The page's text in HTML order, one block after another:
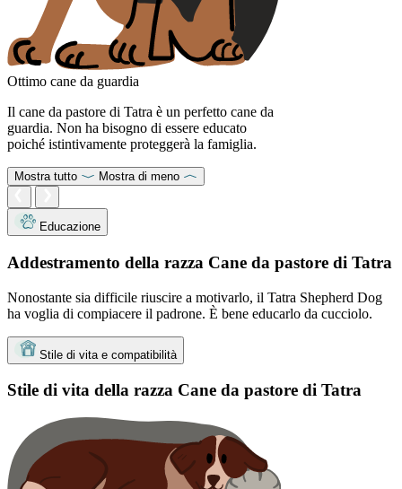
Ottimo cane da guardia
Il cane da pastore di Tatra è un perfetto cane da
guardia. Non ha bisogno di essere educato
poiché istintivamente proteggerà la famiglia.
Mostra tutto Mostra di meno
Educazione
Addestramento della razza Cane da pastore di Tatra
Nonostante sia difficile riuscire a motivarlo, il Tatra Shepherd Dog
ha voglia di compiacere il padrone. È bene educarlo da cucciolo.
Stile di vita e compatibilità
Stile di vita della razza Cane da pastore di Tatra